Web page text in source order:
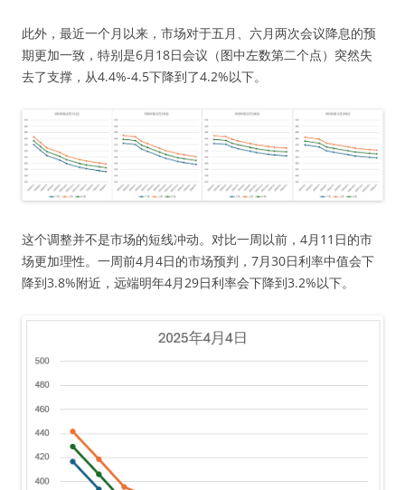
此外，最近一个月以来，市场对于五月、六月两次会议降息的预
期更加一致，特别是6月18日会议（图中左数第二个点）突然失
去了支撑，从4.4%-4.5下降到了4.2%以下。
这个调整并不是市场的短线冲动。对比一周以前，4月11日的市
场更加理性。一周前4月4日的市场预判，7月30日利率中值会下
降到3.8%附近，远端明年4月29日利率会下降到3.2%以下。